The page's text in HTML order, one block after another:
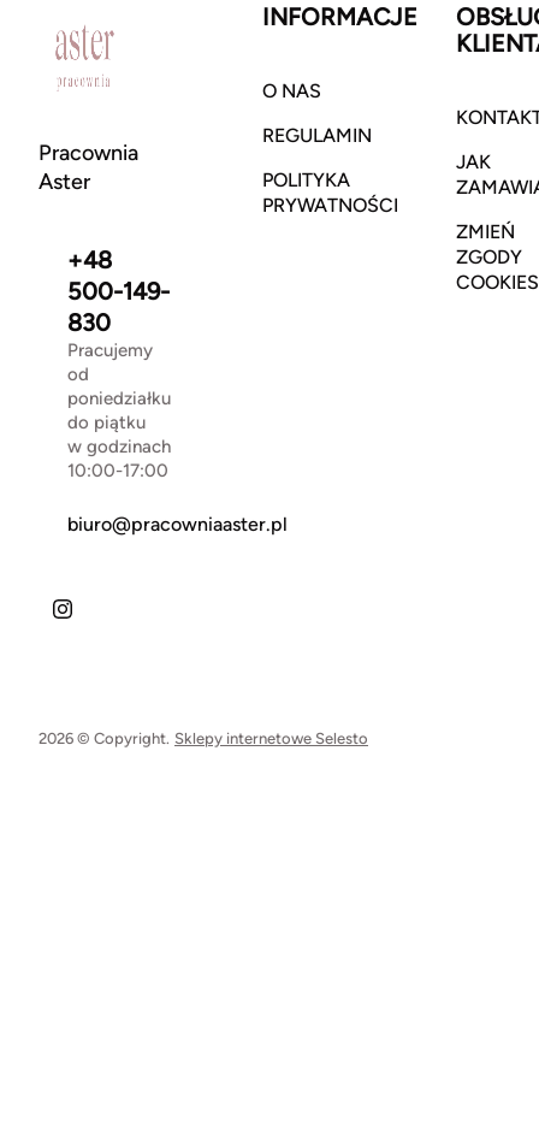
Pracownia
Aster
+48
500-149-
830
Pracujemy
od
poniedziałku
do piątku
w godzinach
10:00-17:00
biuro@pracowniaaster.pl
INFORMACJE
O NAS
REGULAMIN
POLITYKA
PRYWATNOŚCI
JAK
ZMIEŃ
ZGODY
COOKIES
2026 © Copyright. Sklepy internetowe Selesto